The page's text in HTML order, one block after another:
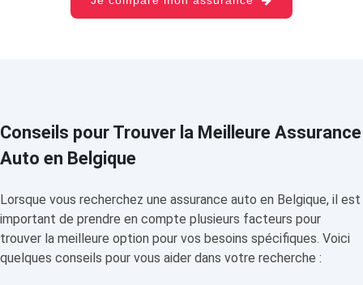
Conseils pour Trouver la Meilleure Assurance
Auto en Belgique
Lorsque vous recherchez une assurance auto en Belgique, il est
important de prendre en compte plusieurs facteurs pour
trouver la meilleure option pour vos besoins spécifiques. Voici
quelques conseils pour vous aider dans votre recherche :